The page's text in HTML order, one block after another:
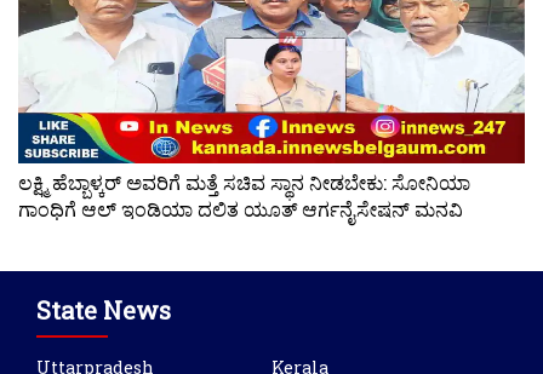
ಲಕ್ಷ್ಮಿ ಹೆಬ್ಬಾಳ್ಕರ್ ಅವರಿಗೆ ಮತ್ತೆ ಸಚಿವ ಸ್ಥಾನ ನೀಡಬೇಕು: ಸೋನಿಯಾ
ಗಾಂಧಿಗೆ ಆಲ್ ಇಂಡಿಯಾ ದಲಿತ ಯೂತ್ ಆರ್ಗನೈಸೇಷನ್ ಮನವಿ
State News
Uttarpradesh
Kerala